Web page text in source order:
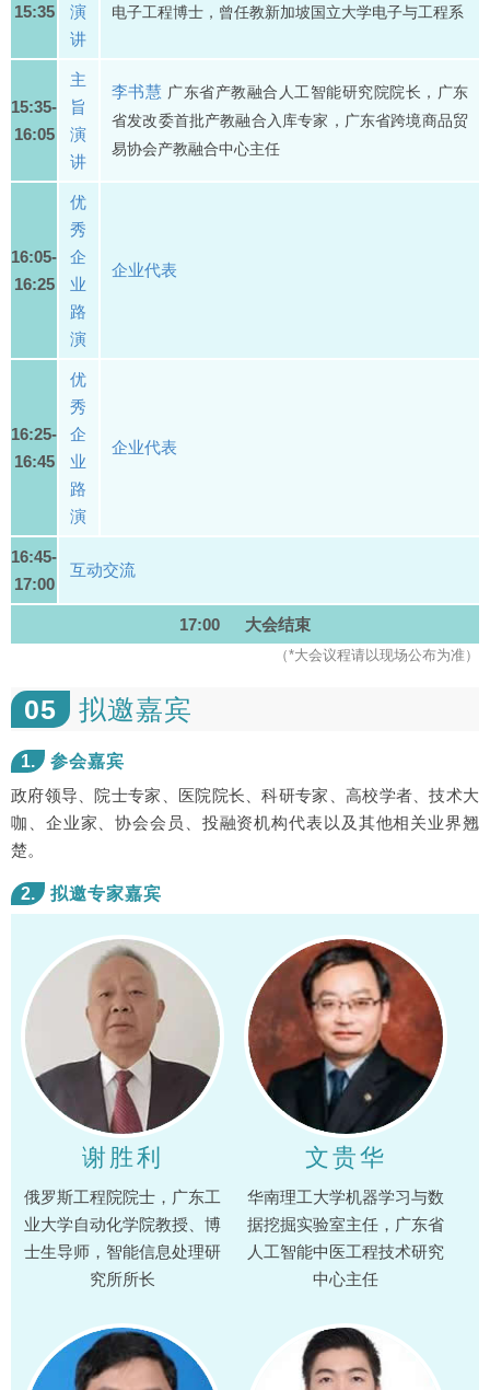
15:35
演
讲
电子工程博士，曾任教新加坡国立大学电子与工程系
15:35-
16:05
主
旨
演
讲
李书慧 广东省产教融合人工智能研究院院长，广东
省发改委首批产教融合入库专家，广东省跨境商品贸
易协会产教融合中心主任
16:05-
16:25
优
秀
企
业
路
演
企业代表
16:25-
16:45
优
秀
企
业
路
演
企业代表
16:45-
17:00
互动交流
17:00 大会结束
（*大会议程请以现场公布为准）
05 拟邀嘉宾
1.
参会嘉宾
政府领导、院士专家、医院院长、科研专家、高校学者、技术大
咖、企业家、协会会员、投融资机构代表以及其他相关业界翘
楚。
2. 拟邀专家嘉宾
谢胜利
俄罗斯工程院院士，广东工
业大学自动化学院教授、博
士生导师，智能信息处理研
究所所长
文贵华
华南理工大学机器学习与数
据挖掘实验室主任，广东省
人工智能中医工程技术研究
中心主任